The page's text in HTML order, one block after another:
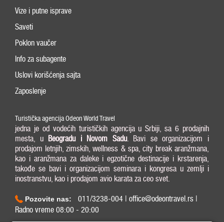
Vize i putne isprave
Saveti
Poklon vaučer
Info za subagente
Uslovi korišćenja sajta
Zaposlenje
Turistička agencija Odeon World Travel
jedna je od vodećih turističkih agencija u Srbiji, sa 6 prodajnih
mesta, u Beogradu i Novom Sadu. Bavi se organizacijom i
prodajom letnjih, zimskih, wellness & spa, city break aranžmana,
kao i aranžmana za daleke i egzotične destinacije i krstarenja,
takođe se bavi i organizacijom seminara i kongresa u zemlji i
inostranstvu, kao i prodajom avio karata za ceo svet.
Pozovite nas:
011/3238-004 | office@odeontravel.rs |
Radno vreme 08:00 - 20:00